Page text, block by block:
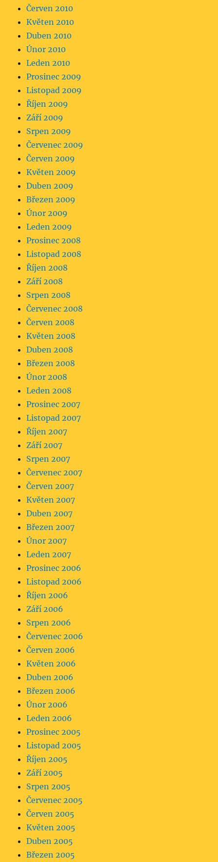
Červen 2010
Květen 2010
Duben 2010
Únor 2010
Leden 2010
Prosinec 2009
Listopad 2009
Říjen 2009
Září 2009
Srpen 2009
Červenec 2009
Červen 2009
Květen 2009
Duben 2009
Březen 2009
Únor 2009
Leden 2009
Prosinec 2008
Listopad 2008
Říjen 2008
Září 2008
Srpen 2008
Červenec 2008
Červen 2008
Květen 2008
Duben 2008
Březen 2008
Únor 2008
Leden 2008
Prosinec 2007
Listopad 2007
Říjen 2007
Září 2007
Srpen 2007
Červenec 2007
Červen 2007
Květen 2007
Duben 2007
Březen 2007
Únor 2007
Leden 2007
Prosinec 2006
Listopad 2006
Říjen 2006
Září 2006
Srpen 2006
Červenec 2006
Červen 2006
Květen 2006
Duben 2006
Březen 2006
Únor 2006
Leden 2006
Prosinec 2005
Listopad 2005
Říjen 2005
Září 2005
Srpen 2005
Červenec 2005
Červen 2005
Květen 2005
Duben 2005
Březen 2005